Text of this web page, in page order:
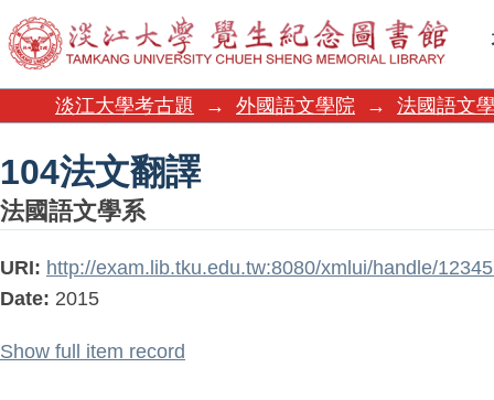
104法文翻譯
淡江大學考古題 → 外國語文學院 → 法國語文
104法文翻譯
法國語文學系
URI: http://exam.lib.tku.edu.tw:8080/xmlui/handle/
Date: 2015
Show full item record